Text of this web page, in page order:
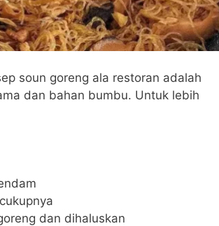
soun goreng ala restoran adalah
dan bahan bumbu. Untuk lebih
dan dihaluskan